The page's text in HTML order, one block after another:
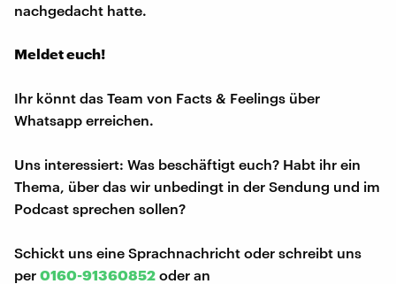
nachgedacht hatte.
Meldet euch!
Ihr könnt das Team von Facts & Feelings über
Whatsapp erreichen.
Uns interessiert: Was beschäftigt euch? Habt ihr ein
Thema, über das wir unbedingt in der Sendung und im
Podcast sprechen sollen?
Schickt uns eine Sprachnachricht oder schreibt uns
per 0160-91360852 oder an